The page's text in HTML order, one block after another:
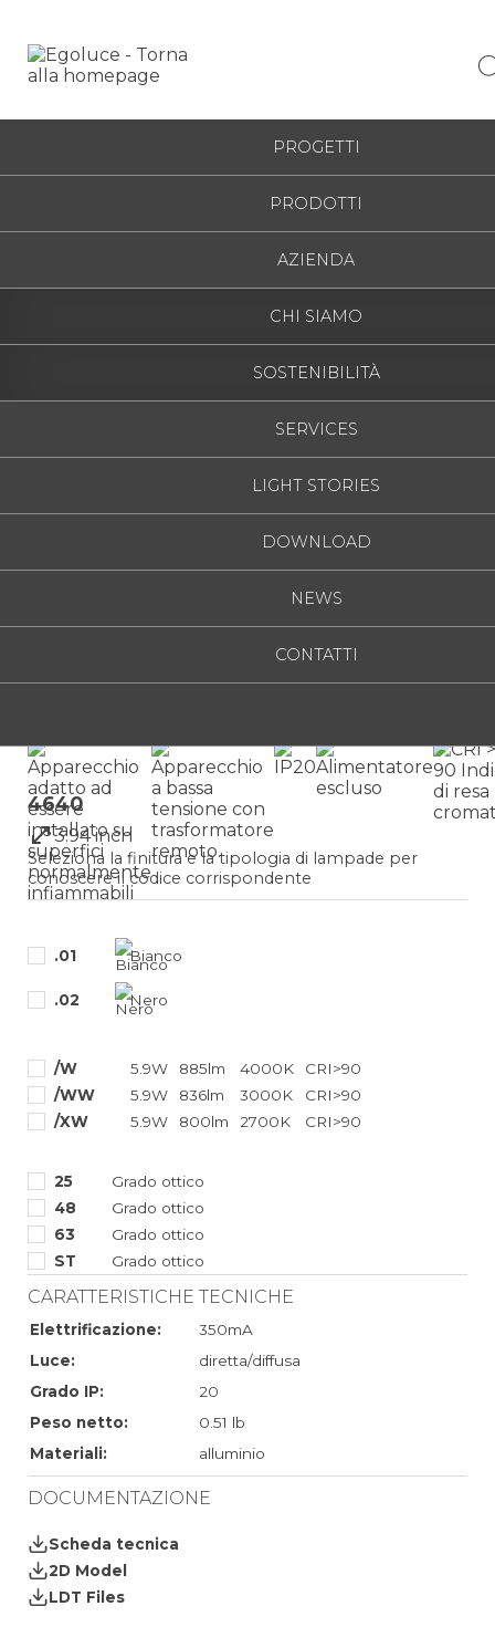
PROGETTI
PRODOTTI
AZIENDA
CHI SIAMO
SOSTENIBILITÀ
SERVICES
LIGHT STORIES
DOWNLOAD
NEWS
CONTATTI
ENGLISH
4640
3.94 inch
Seleziona la finitura e la tipologia di lampade per
conoscere il codice corrispondente
.01 Bianco
.02 Nero
/W 5.9W 885lm 4000K
CRI>90
/WW
5.9W 836lm 3000K
CRI>90
/XW
5.9W 800lm 2700K CRI>90
25
Grado ottico
48
Grado ottico
63
Grado ottico
ST
Grado ottico
CARATTERISTICHE TECNICHE
Elettrificazione:
350mA
Luce:
diretta/diffusa
Grado IP:
20
Peso netto:
0.51 lb
Materiali:
alluminio
DOCUMENTAZIONE
Scheda tecnica
2D Model
LDT Files